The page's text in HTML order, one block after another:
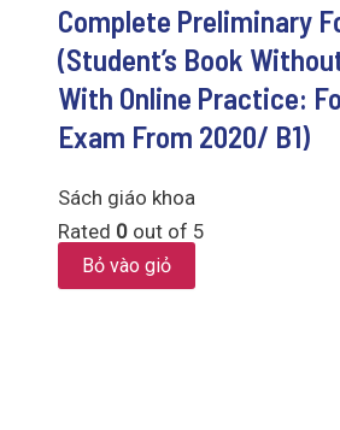
Complete Preliminary
(Student’s Book
With Online Practice:
Exam From 2020/ B1)
Sách giáo khoa
Rated 0 out of 5
Bỏ vào giỏ